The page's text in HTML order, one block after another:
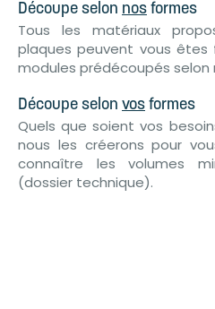
Découpe selon nos formes
Tous les matériaux
plaques peuvent vous
modules prédécoupés selon
Découpe selon vos formes
Quels que soient vos
nous les créerons pour
connaître les volumes
(dossier technique).